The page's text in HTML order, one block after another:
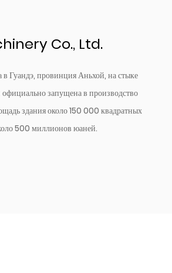
Co., Ltd.
провинция Аньхой, на стыке
запущена в производство
здания около 150 000 квадратных
500 миллионов юаней.